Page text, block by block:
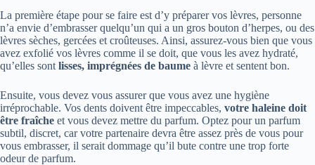
La première étape pour se faire est d’y préparer vos lèvres, personne
n’a envie d’embrasser quelqu’un qui a un gros bouton d’herpes, ou des
lèvres sèches, gercées et croûteuses. Ainsi, assurez-vous bien que vous
avez exfolié vos lèvres comme il se doit, que vous les avez hydraté,
qu’elles sont lisses, imprégnées de baume à lèvre et sentent bon.
Ensuite, vous devez vous assurer que vous avez une hygiène
irréprochable. Vos dents doivent être impeccables, votre haleine doit
être fraîche et vous devez mettre du parfum. Optez pour un parfum
subtil, discret, car votre partenaire devra être assez près de vous pour
vous embrasser, il serait dommage qu’il bute contre une trop forte
odeur de parfum.